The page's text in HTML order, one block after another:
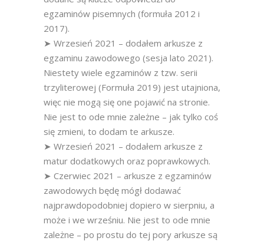
egzaminów pisemnych (formuła 2012 i
2017).
➤ Wrzesień 2021 – dodałem arkusze z
egzaminu zawodowego (sesja lato 2021).
Niestety wiele egzaminów z tzw. serii
trzyliterowej (Formuła 2019) jest utajniona,
więc nie mogą się one pojawić na stronie.
Nie jest to ode mnie zależne – jak tylko coś
się zmieni, to dodam te arkusze.
➤ Wrzesień 2021 – dodałem arkusze z
matur dodatkowych oraz poprawkowych.
➤ Czerwiec 2021 – arkusze z egzaminów
zawodowych będę mógł dodawać
najprawdopodobniej dopiero w sierpniu, a
może i we wrześniu. Nie jest to ode mnie
zależne – po prostu do tej pory arkusze są